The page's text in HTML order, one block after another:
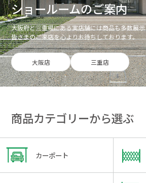
ショールームのご案内
大阪府と三重県にある実店舗には商品も多数展
皆さまのご来店を心よりお待ちしております。
大阪店 三重店
商品カテゴリーから選ぶ
カーポート